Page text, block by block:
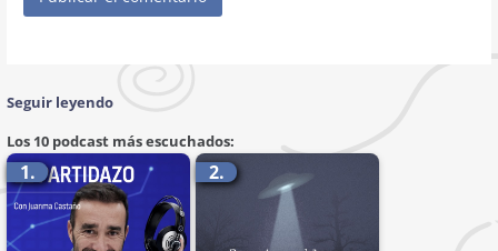
Seguir leyendo
Los 10 podcast más escuchados:
1. 2.